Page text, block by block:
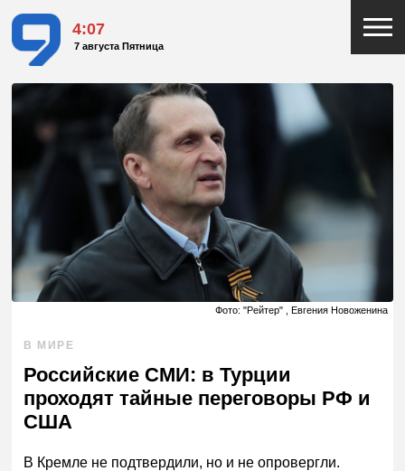
4:07
7 августа Пятница
Фото: "Рейтер" , Евгения Новоженина
В МИРЕ
Российские СМИ: в Турции
проходят тайные переговоры РФ и
США
В Кремле не подтвердили, но и не опровергли.